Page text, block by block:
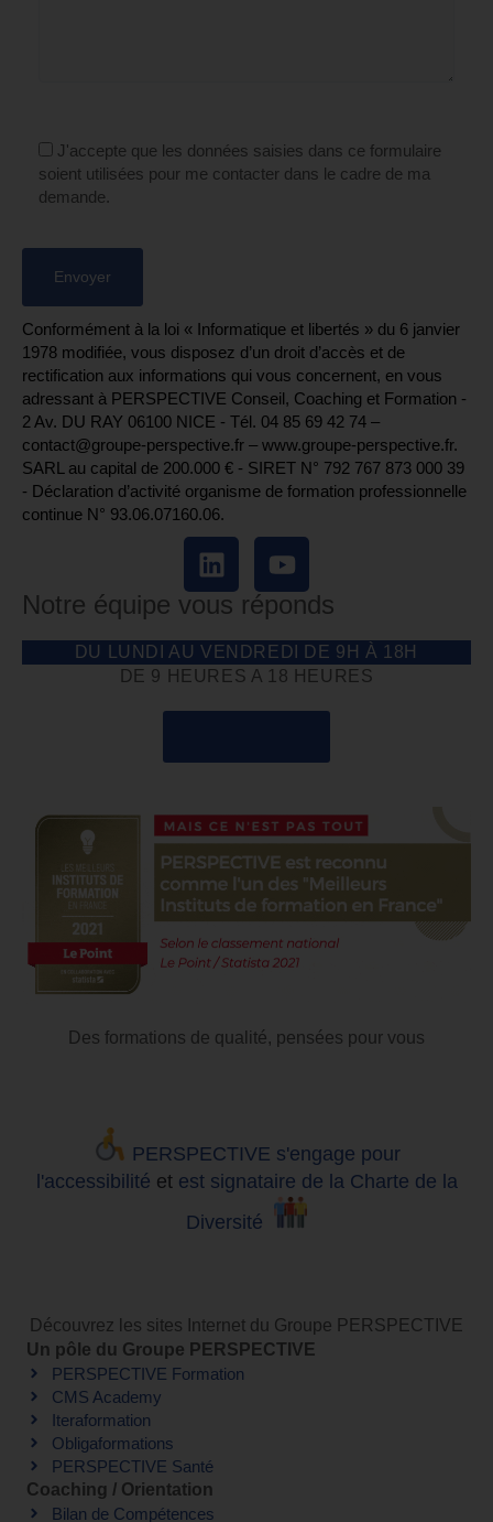
J'accepte que les données saisies dans ce formulaire
soient utilisées pour me contacter dans le cadre de ma
demande.
Conformément à la loi « Informatique et libertés » du 6 janvier
1978 modifiée, vous disposez d’un droit d’accès et de
rectification aux informations qui vous concernent, en vous
adressant à PERSPECTIVE Conseil, Coaching et Formation -
2 Av. DU RAY 06100 NICE - Tél. 04 85 69 42 74⁩ –
contact@groupe-perspective.fr – www.groupe-perspective.fr.
SARL au capital de 200.000 € - SIRET N° 792 767 873 000 39
- Déclaration d’activité organisme de formation professionnelle
continue N° 93.06.07160.06.
Notre équipe vous réponds
DU LUNDI AU VENDREDI DE 9H À 18H
DE 9 HEURES A 18 HEURES
Des formations de qualité, pensées pour vous
PERSPECTIVE s'engage pour
l'accessibilité et est signataire de la Charte de la
Diversité
Découvrez les sites Internet du Groupe PERSPECTIVE
Un pôle du Groupe PERSPECTIVE
PERSPECTIVE Formation
CMS Academy
Iteraformation
Obligaformations
PERSPECTIVE Santé
Coaching / Orientation
Bilan de Compétences